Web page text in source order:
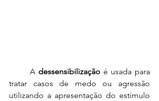
	A
dessensibilização é usada para
tratar casos de medo ou agressão
utilizando a apresentação do estímulo